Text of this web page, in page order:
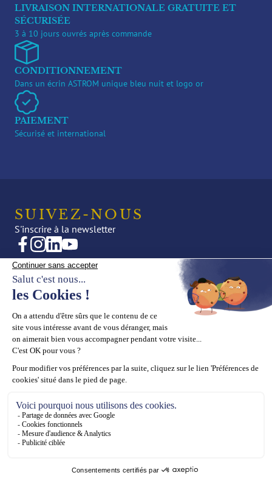
LIVRAISON INTERNATIONALE GRATUITE ET
SÉCURISÉE
3 à 10 jours ouvrés après commande
CONDITIONNEMENT
Dans un écrin ASTROM unique bleu nuit et logo or
PAIEMENT
Sécurisé et international
SUIVEZ-NOUS
S'inscrire à la newsletter
CRÉATIONS
Joaillerie
Haute Joaillerie
LA MAISON
Nos valeurs
Notre savoir-faire
Appartement Showroom
NOTRE UNIVERS
Actualités
Éditorial
Contact